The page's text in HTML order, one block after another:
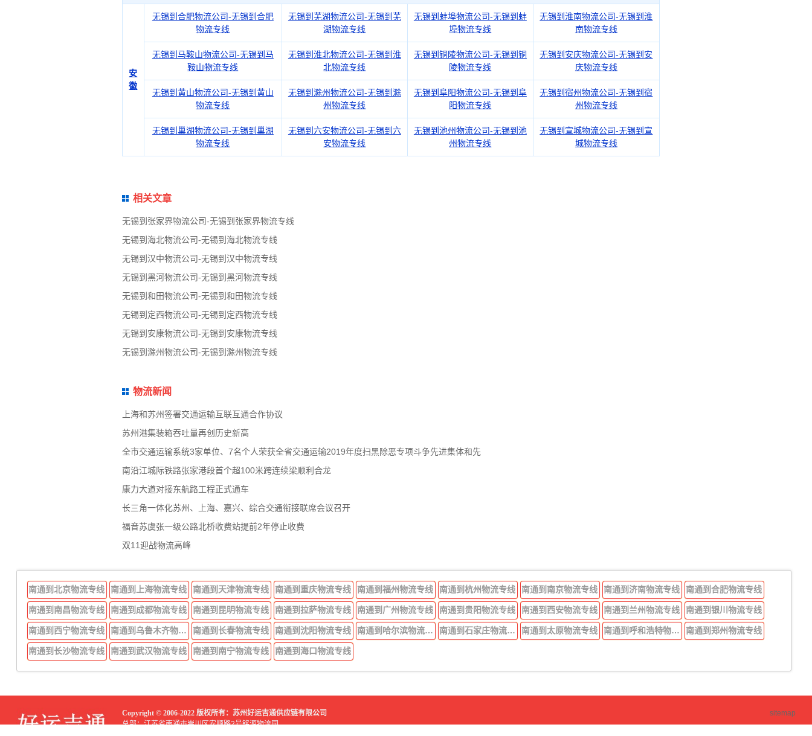
安
徽
无锡到合肥物流公司-无锡到合肥
物流专线
无锡到芜湖物流公司-无锡到芜
湖物流专线
无锡到蚌埠物流公司-无锡到蚌
埠物流专线
无锡到淮南物流公司-无锡到淮
南物流专线
无锡到马鞍山物流公司-无锡到马
鞍山物流专线
无锡到淮北物流公司-无锡到淮
北物流专线
无锡到铜陵物流公司-无锡到铜
陵物流专线
无锡到安庆物流公司-无锡到安
庆物流专线
无锡到黄山物流公司-无锡到黄山
物流专线
无锡到滁州物流公司-无锡到滁
州物流专线
无锡到阜阳物流公司-无锡到阜
阳物流专线
无锡到宿州物流公司-无锡到宿
州物流专线
无锡到巢湖物流公司-无锡到巢湖
物流专线
无锡到六安物流公司-无锡到六
安物流专线
无锡到池州物流公司-无锡到池
州物流专线
无锡到宣城物流公司-无锡到宣
城物流专线
相关文章
无锡到张家界物流公司-无锡到张家界物流专线
无锡到海北物流公司-无锡到海北物流专线
无锡到汉中物流公司-无锡到汉中物流专线
无锡到黑河物流公司-无锡到黑河物流专线
无锡到和田物流公司-无锡到和田物流专线
无锡到定西物流公司-无锡到定西物流专线
无锡到安康物流公司-无锡到安康物流专线
无锡到滁州物流公司-无锡到滁州物流专线
物流新闻
上海和苏州签署交通运输互联互通合作协议
苏州港集装箱吞吐量再创历史新高
全市交通运输系统3家单位、7名个人荣获全省交通运输2019年度扫黑除恶专项斗争先进集体和先
南沿江城际铁路张家港段首个超100米跨连续梁顺利合龙
康力大道对接东航路工程正式通车
长三角一体化苏州、上海、嘉兴、综合交通衔接联席会议召开
福音苏虞张一级公路北桥收费站提前2年停止收费
双11迎战物流高峰
南通到北京物流专线 南通到上海物流专线 南通到天津物流专线 南通到重庆物流专线 南通到福州物流专线 南通到杭州物流专线 南通到南京物流专线 南通到济南物流专线 南通到合肥物流专线
南通到南昌物流专线 南通到成都物流专线 南通到昆明物流专线 南通到拉萨物流专线 南通到广州物流专线 南通到贵阳物流专线 南通到西安物流专线 南通到兰州物流专线 南通到银川物流专线
南通到西宁物流专线 南通到乌鲁木齐物流专线 南通到长春物流专线 南通到沈阳物流专线 南通到哈尔滨物流专线 南通到石家庄物流专线 南通到太原物流专线 南通到呼和浩特物流专线 南通到郑州物流专线
南通到长沙物流专线 南通到武汉物流专线 南通到南宁物流专线 南通到海口物流专线
sitemap
Copyright © 2006-2022 版权所有：苏州好运吉通供应链有限公司
总部：江苏省南通市崇川区安顺路2号铭源物流园